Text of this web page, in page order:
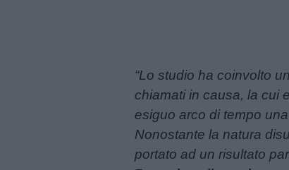
“Lo studio ha coinvolto
chiamati in causa, la cui
esiguo arco di tempo
Nonostante la natura
portato ad un risultato